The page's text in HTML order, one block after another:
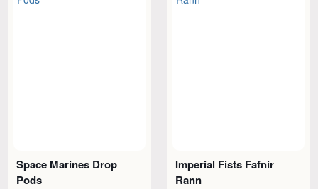
Space Marines Drop
Pods
Imperial Fists Fafnir
Rann